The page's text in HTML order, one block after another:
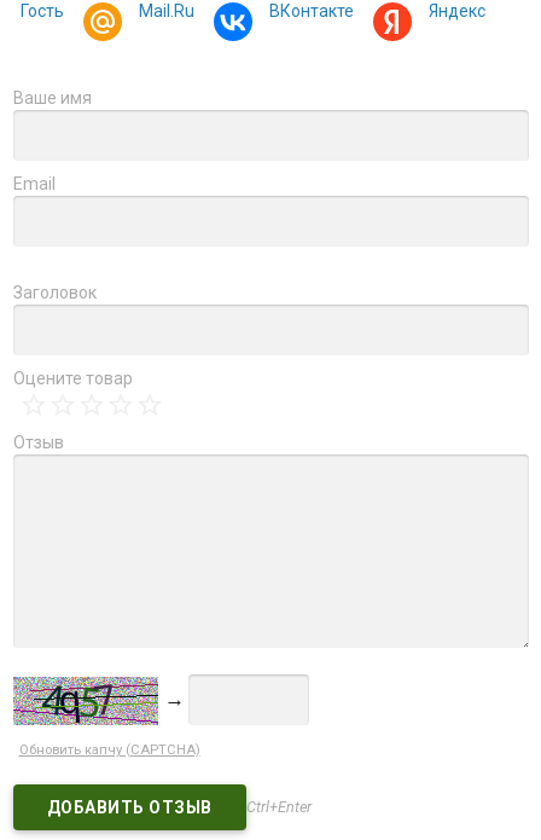
Гость Mail.Ru ВКонтакте Яндекс
Ваше имя
Email
Заголовок
Оцените товар
Отзыв
→
Обновить капчу (CAPTCHA)
Ctrl+Enter